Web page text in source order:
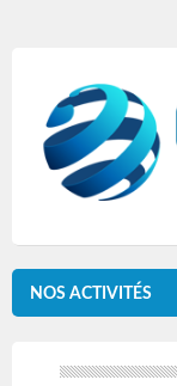
NOS ACTIVITÉS